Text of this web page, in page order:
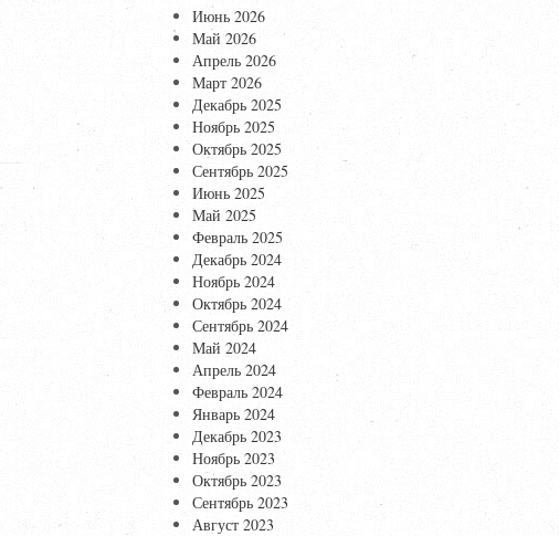
Июнь 2026
Май 2026
Апрель 2026
Март 2026
Декабрь 2025
Ноябрь 2025
Октябрь 2025
Сентябрь 2025
Июнь 2025
Май 2025
Февраль 2025
Декабрь 2024
Ноябрь 2024
Октябрь 2024
Сентябрь 2024
Май 2024
Апрель 2024
Февраль 2024
Январь 2024
Декабрь 2023
Ноябрь 2023
Октябрь 2023
Сентябрь 2023
Август 2023